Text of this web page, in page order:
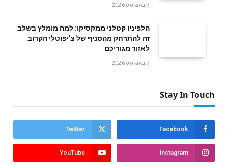
7 באוגוסט 2026
הלפיניו קטלני ממקסיקו: למה מומלץ בשלב
זה להתרחק מהסניף של צ'יפוטלי הקרוב
לאזור מגוריכם
7 באוגוסט 2026
Stay In Touch
Facebook
Twitter
Instagram
YouTube